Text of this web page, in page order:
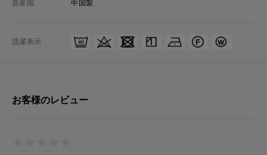
原産国 中国製
洗濯表示
お客様のレビュー